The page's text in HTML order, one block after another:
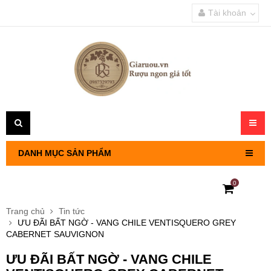
Tài khoản
DANH MỤC SẢN PHẨM
RƯỢU VANG CHILE
RƯỢU VANG Ý
0
Trang chủ
Tin tức
ƯU ĐÃI BẤT NGỜ - VANG CHILE VENTISQUERO GREY
CABERNET SAUVIGNON
ƯU ĐÃI BẤT NGỜ - VANG CHILE